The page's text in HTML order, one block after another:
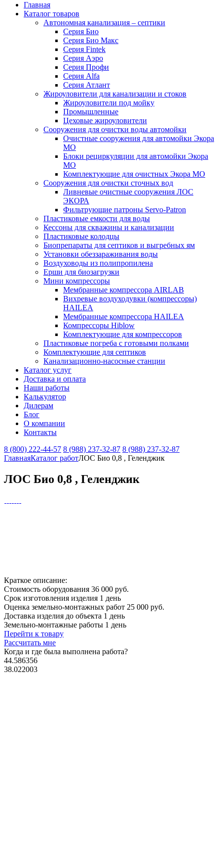
Главная
Каталог товаров
Автономная канализация – септики
Серия Био
Серия Био Макс
Серия Fintek
Серия Аэро
Серия Профи
Серия Alfa
Серия Атлант
Жироуловители для канализации и стоков
Жироуловители под мойку
Промышленные
Цеховые жироуловители
Сооружения для очистки воды автомойки
Очистные сооружения для автомойки Экора
МО
Блоки рециркуляции для автомойки Экора
МО
Комплектующие для очистных Экора МО
Сооружения для очистки сточных вод
Ливневые очистные сооружения ЛОС
ЭКОРА
Фильтрующие патроны Servo-Patron
Пластиковые емкости для воды
Кессоны для скважины и канализации
Пластиковые колодцы
Биопрепараты для септиков и выгребных ям
Установки обеззараживания воды
Воздуховоды из полипропилена
Ерши для биозагрузки
Мини компрессоры
Мембранные компрессора AIRLAB
Вихревые воздуходувки (компрессоры)
HAILEA
Мембранные компрессора HAILEA
Компрессоры Hiblow
Комплектующие для компрессоров
Пластиковые погреба с готовыми полками
Комплектующие для септиков
Канализационно-насосные станции
Каталог услуг
Доставка и оплата
Наши работы
Калькулятор
Дилерам
Блог
О компании
Контакты
8 (800) 222-44-57 8 (988) 237-32-87 8 (988) 237-32-87
ГлавнаяКаталог работЛОС Био 0,8 , Геленджик
ЛОС Био 0,8 , Геленджик
Краткое описание:
Стоимость оборудования 36 000 руб.
Срок изготовления изделия 1 день
Оценка земельно-монтажных работ 25 000 руб.
Доставка изделия до объекта 1 день
Земельно-монтажные работы 1 день
Перейти к товару
Рассчитать мне
Когда и где была выполнена работа?
44.586356
38.022003